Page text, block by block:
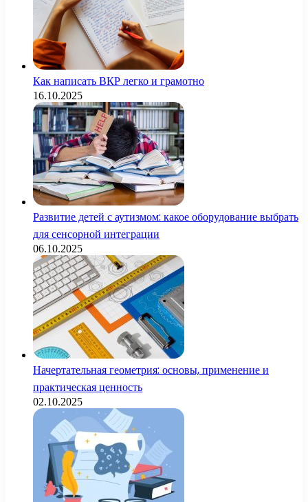
Как написать ВКР легко и грамотно
16.10.2025
Развитие детей с аутизмом: какое оборудование выбрать
для сенсорной интеграции
06.10.2025
Начертательная геометрия: основы, применение и
практическая ценность
02.10.2025